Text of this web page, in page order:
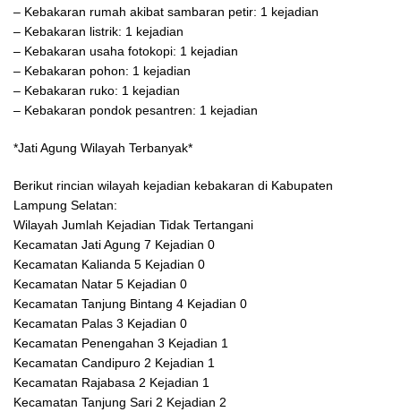
– Kebakaran rumah akibat sambaran petir: 1 kejadian
– Kebakaran listrik: 1 kejadian
– Kebakaran usaha fotokopi: 1 kejadian
– Kebakaran pohon: 1 kejadian
– Kebakaran ruko: 1 kejadian
– Kebakaran pondok pesantren: 1 kejadian
*Jati Agung Wilayah Terbanyak*
Berikut rincian wilayah kejadian kebakaran di Kabupaten
Lampung Selatan:
Wilayah Jumlah Kejadian Tidak Tertangani
Kecamatan Jati Agung 7 Kejadian 0
Kecamatan Kalianda 5 Kejadian 0
Kecamatan Natar 5 Kejadian 0
Kecamatan Tanjung Bintang 4 Kejadian 0
Kecamatan Palas 3 Kejadian 0
Kecamatan Penengahan 3 Kejadian 1
Kecamatan Candipuro 2 Kejadian 1
Kecamatan Rajabasa 2 Kejadian 1
Kecamatan Tanjung Sari 2 Kejadian 2